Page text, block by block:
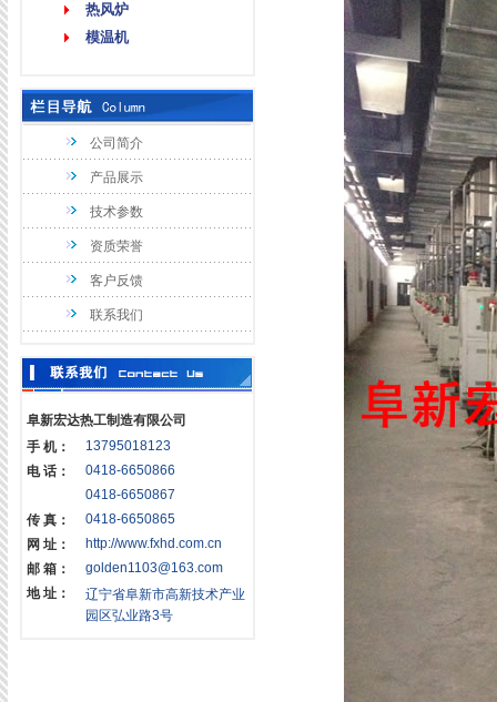
热风炉
模温机
公司简介
产品展示
技术参数
资质荣誉
客户反馈
联系我们
阜新宏达热工制造有限公司
手 机：
13795018123
电 话：
0418-6650866
0418-6650867
传 真：
0418-6650865
网 址：
http://www.fxhd.com.cn
邮 箱：
golden1103@163.com
地 址：
辽宁省阜新市高新技术产业
园区弘业路3号